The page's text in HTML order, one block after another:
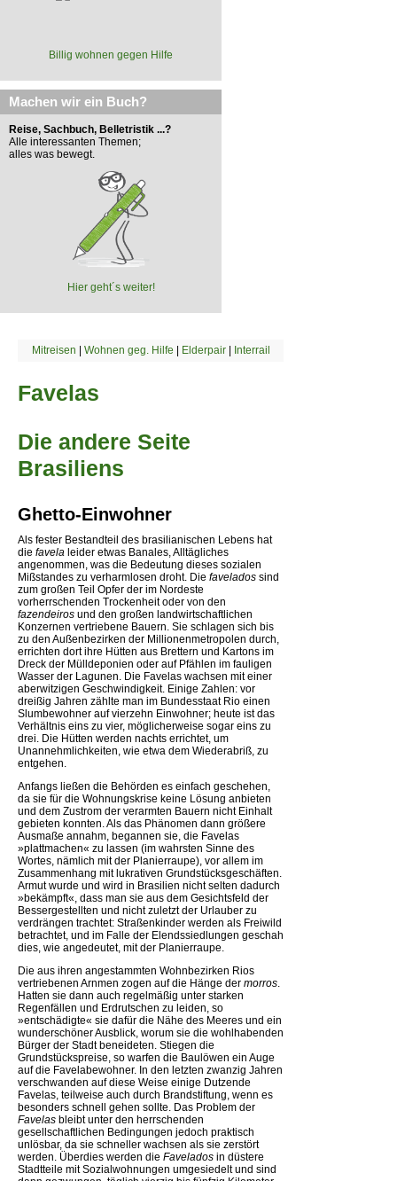
Billig wohnen gegen Hilfe
Machen wir ein Buch?
Reise, Sachbuch, Belletristik ...?
Alle interessanten Themen;
alles was bewegt.
Hier geht´s weiter!
Mitreisen | Wohnen geg. Hilfe | Elderpair| Interrail
Favelas
Die andere Seite
Brasiliens
Ghetto-Einwohner
Als fester Bestandteil des brasilianischen Lebens hat
die favela leider etwas Banales, Alltägliches
angenommen, was die Bedeutung dieses sozialen
Mißstandes zu verharmlosen droht. Die favelados sind
zum großen Teil Opfer der im Nordeste
vorherrschenden Trockenheit oder von den
fazendeiros und den großen landwirtschaftlichen
Konzernen vertriebene Bauern. Sie schlagen sich bis
zu den Außenbezirken der Millionenmetropolen durch,
errichten dort ihre Hütten aus Brettern und Kartons im
Dreck der Mülldeponien oder auf Pfählen im fauligen
Wasser der Lagunen. Die Favelas wachsen mit einer
aberwitzigen Geschwindigkeit. Einige Zahlen: vor
dreißig Jahren zählte man im Bundesstaat Rio einen
Slumbewohner auf vierzehn Einwohner; heute ist das
Verhältnis eins zu vier, möglicherweise sogar eins zu
drei. Die Hütten werden nachts errichtet, um
Unannehmlichkeiten, wie etwa dem Wiederabriß, zu
entgehen.
Anfangs ließen die Behörden es einfach geschehen,
da sie für die Wohnungskrise keine Lösung anbieten
und dem Zustrom der verarmten Bauern nicht Einhalt
gebieten konnten. Als das Phänomen dann größere
Ausmaße annahm, begannen sie, die Favelas
»plattmachen« zu lassen (im wahrsten Sinne des
Wortes, nämlich mit der Planierraupe), vor allem im
Zusammenhang mit lukrativen Grundstücksgeschäften.
Armut wurde und wird in Brasilien nicht selten dadurch
»bekämpft«, dass man sie aus dem Gesichtsfeld der
Bessergestellten und nicht zuletzt der Urlauber zu
verdrängen trachtet: Straßenkinder werden als Freiwild
betrachtet, und im Falle der Elendssiedlungen geschah
dies, wie angedeutet, mit der Planierraupe.
Die aus ihren angestammten Wohnbezirken Rios
vertriebenen Arnmen zogen auf die Hänge der morros
Hatten sie dann auch regelmäßig unter starken
Regenfällen und Erdrutschen zu leiden, so
»entschädigte« sie dafür die Nähe des Meeres und ein
wunderschöner Ausblick, worum sie die wohlhabenden
Bürger der Stadt beneideten. Stiegen die
Grundstückspreise, so warfen die Baulöwen ein Auge
auf die Favelabewohner. In den letzten zwanzig Jahren
verschwanden auf diese Weise einige Dutzende
Favelas, teilweise auch durch Brandstiftung, wenn es
besonders schnell gehen sollte. Das Problem der
Favelas bleibt unter den herrschenden
gesellschaftlichen Bedingungen jedoch praktisch
unlösbar, da sie schneller wachsen als sie zerstört
werden. Überdies werden die Favelados in düstere
Stadtteile mit Sozialwohnungen umgesiedelt und sind